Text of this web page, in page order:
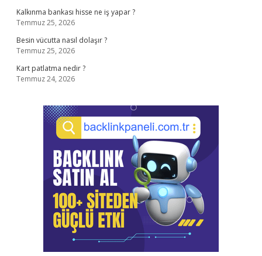
Kalkınma bankası hisse ne iş yapar ?
Temmuz 25, 2026
Besin vücutta nasıl dolaşır ?
Temmuz 25, 2026
Kart patlatma nedir ?
Temmuz 24, 2026